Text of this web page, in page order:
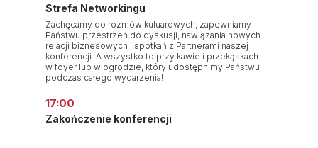
Zachęcamy do rozmów kuluarowych, zapewniamy
Państwu przestrzeń do dyskusji, nawiązania nowych
relacji biznesowych i spotkań z Partnerami naszej
konferencji. A wszystko to przy kawie i przekąskach –
w foyer lub w ogrodzie, który udostępnimy Państwu
podczas całego wydarzenia!
Strefa Networkingu
17:00
Zakończenie konferencji